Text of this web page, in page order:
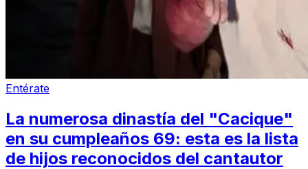
Entérate
La numerosa dinastía del "Cacique"
en su cumpleaños 69: esta es la lista
de hijos reconocidos del cantautor